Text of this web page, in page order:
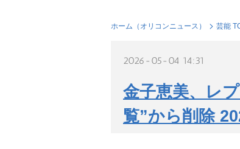
ホーム（オリコンニュース） 芸能
2026-05-04 14:31
金子恵美、レ
覧”から削除